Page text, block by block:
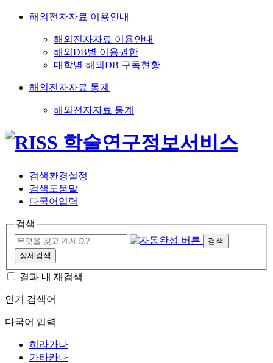
해외전자자료 이용안내
해외전자자료 이용안내
해외DB별 이용권한
대학별 해외DB 구독현황
해외전자자료 통계
해외전자자료 통계
검색환경설정
검색도움말
다국어입력
검색
검색
상세검색
결과 내 재검색
인기 검색어
다국어 입력
히라가나
가타카나